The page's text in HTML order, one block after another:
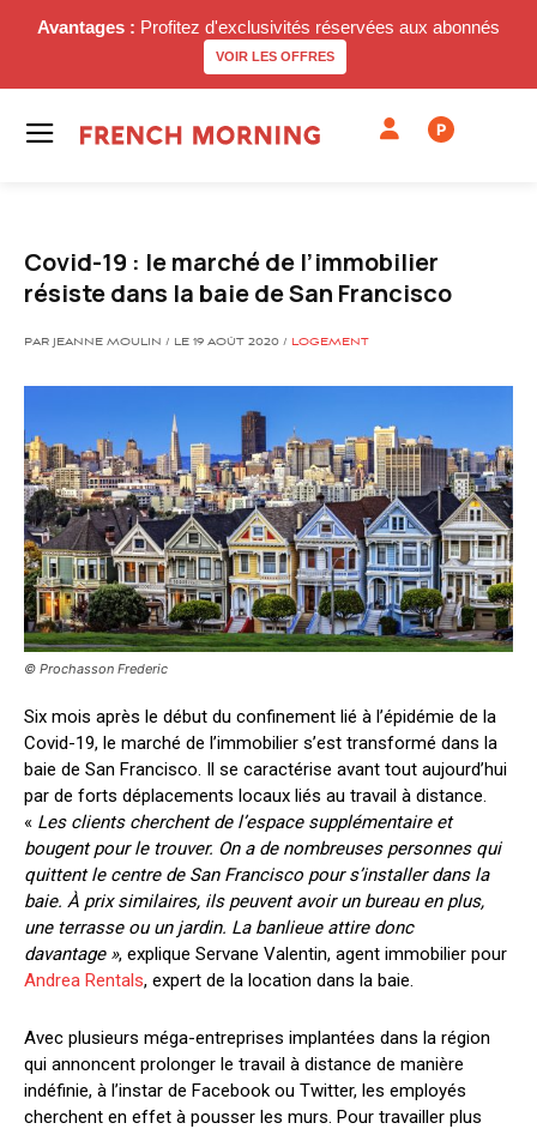
Avantages : Profitez d'exclusivités réservées aux abonnés
VOIR LES OFFRES
P
Covid-19 : le marché de l’immobilier
résiste dans la baie de San Francisco
PAR JEANNE MOULIN / LE 19 AOÛT 2020 / LOGEMENT
© Prochasson Frederic
Six mois après le début du confinement lié à l’épidémie de la
Covid-19, le marché de l’immobilier s’est transformé dans la
baie de San Francisco. Il se caractérise avant tout aujourd’hui
par de forts déplacements locaux liés au travail à distance.
« Les clients cherchent de l’espace supplémentaire et
bougent pour le trouver. On a de nombreuses personnes qui
quittent le centre de San Francisco pour s’installer dans la
baie. À prix similaires, ils peuvent avoir un bureau en plus,
une terrasse ou un jardin. La banlieue attire donc
davantage », explique Servane Valentin, agent immobilier pour
Andrea Rentals, expert de la location dans la baie.
Avec plusieurs méga-entreprises implantées dans la région
qui annoncent prolonger le travail à distance de manière
indéfinie, à l’instar de Facebook ou Twitter, les employés
cherchent en effet à pousser les murs. Pour travailler plus